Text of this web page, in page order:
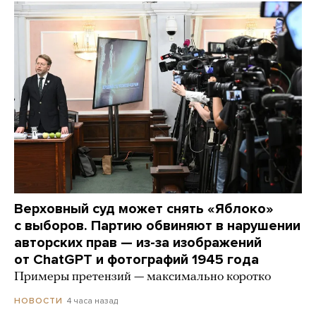
Верховный суд может снять «Яблоко»
с выборов. Партию обвиняют в нарушении
авторских прав — из-за изображений
от ChatGPT и фотографий 1945 года
Примеры претензий — максимально коротко
НОВОСТИ 4 часа назад